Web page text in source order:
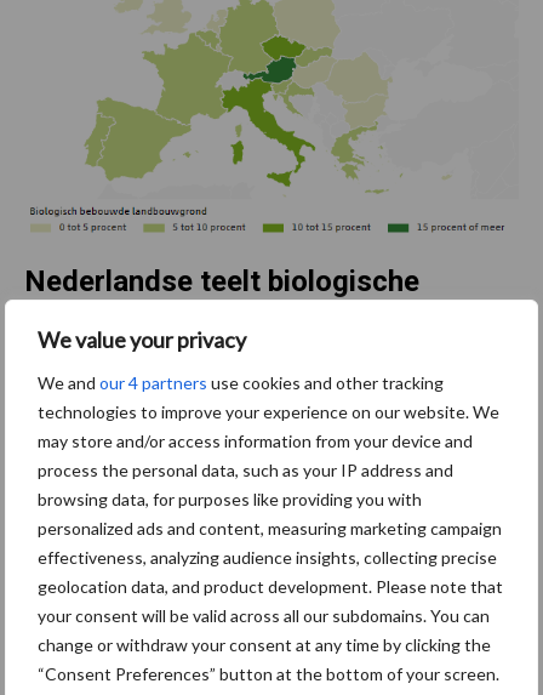
We value your privacy
We and our 4 partners use cookies and other tracking
technologies to improve your experience on our website. We
may store and/or access information from your device and
process the personal data, such as your IP address and
browsing data, for purposes like providing you with
personalized ads and content, measuring marketing campaign
effectiveness, analyzing audience insights, collecting precise
geolocation data, and product development. Please note that
your consent will be valid across all our subdomains. You can
change or withdraw your consent at any time by clicking the
“Consent Preferences” button at the bottom of your screen.
Nederlandse teelt biologische
groenten en aardappelen boven EU-
gemiddelde
In de 28 lidstaten van de Europese Unie was in 2017 gemiddeld
7,0 procent van het areaal landbouwgrond bestemd voor
biologische landbouw, in Nederland was dat 3,1 procent.
Koploper in de EU-28 was Oostenrijk, waar bijna een kwart van
het areaal biologisch was. Ongeveer 56 procent van het areaal
biologische landbouwgrond in Nederland was in 2017 bestemd
voor blijvend grasland. In de EU-28 lag dat met 44 procent lager.
Van alle melkkoeien in de EU-28 werd gemiddeld 3,8 procent in